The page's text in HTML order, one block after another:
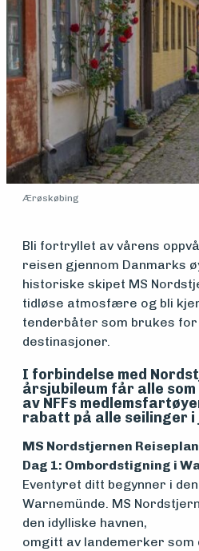
Medlemsfartøy
Søk
om
midler
Vern,
Ærøskøbing
Bli fortryllet av vårens
reisen gjennom Danmarks
historiske skipet MS
tidløse atmosfære og bli
tenderbåter som brukes for
destinasjoner.
I forbindelse med
årsjubileum får alle som
av NFFs
rabatt på alle seilinger
MS Nordstjernen Reiseplan
Dag 1: Ombordstigning i
Eventyret ditt begynner i
Warnemünde. MS
den idylliske havnen,
omgitt av landemerker som